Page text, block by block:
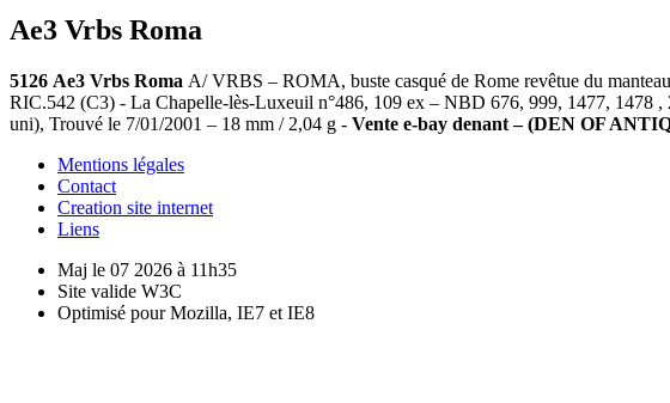
Ae3 Vrbs Roma
5126 Ae3 Vrbs Roma A/ VRBS – ROMA, buste casqué de Rome revêtue du
RIC.542 (C3) - La Chapelle-lès-Luxeuil n°486, 109 ex – NBD 676, 999, 1477, 1478
uni), Trouvé le 7/01/2001 – 18 mm / 2,04 g - Vente e-bay denant – (DEN OF
Mentions légales
Contact
Creation site internet
Liens
Maj le 07 2026 à 11h35
Site valide W3C
Optimisé pour Mozilla, IE7 et IE8